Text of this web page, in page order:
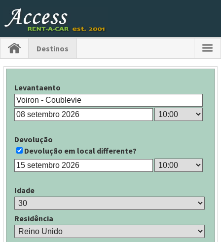
Destinos
Levantaento
Devolução
Devolução em local differente?
Idade
Residência